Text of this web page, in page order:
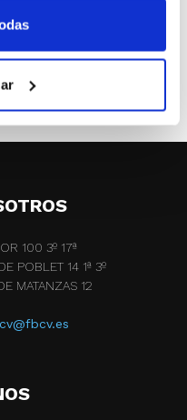
cadiz
100 3º 17ª
POBLET 14 1ª 3º
MATANZAS 12